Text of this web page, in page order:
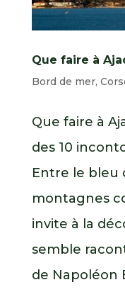
Que faire à
Bord de mer,
Que faire à
des 10
Entre le bleu
montagnes
invite à la
semble
de Napoléon